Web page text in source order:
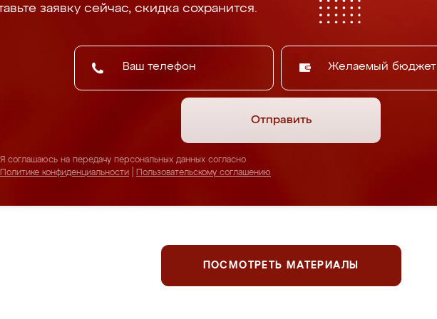
заявку сейчас, скидка сохранится.
Желаемый бюджет
Отправить
Я соглашаюсь на передачу персональных данных согласно
Политике конфиденциальности
Пользовательскому соглашению
ПОСМОТРЕТЬ МАТЕРИАЛЫ